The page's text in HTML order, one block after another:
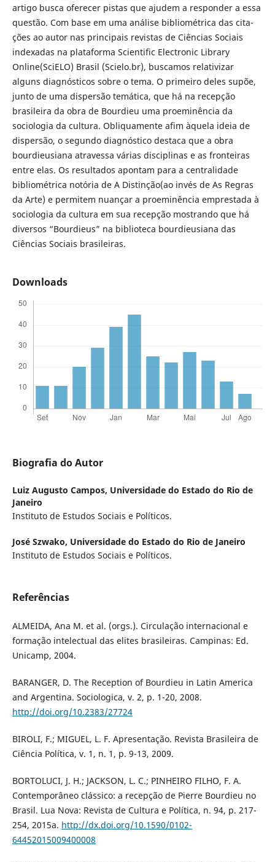
artigo busca oferecer pistas que ajudem a responder a essa
questão. Com base em uma análise bibliométrica das cita-
ções ao autor nas principais revistas de Ciências Sociais
indexadas na plataforma Scientific Electronic Library
Online(SciELO) Brasil (Scielo.br), buscamos relativizar
alguns diagnósticos sobre o tema. O primeiro deles supõe,
junto de uma dispersão temática, que há na recepção
brasileira da obra de Bourdieu uma proeminência da
sociologia da cultura. Obliquamente afim àquela ideia de
dispersão, o segundo diagnóstico destaca que a obra
bourdieusiana atravessa várias disciplinas e as fronteiras
entre elas. Os resultados apontam para a centralidade
bibliométrica notória de A Distinção(ao invés de As Regras
da Arte) e permitem nuançar a proeminência emprestada à
sociologia da cultura em sua recepção mostrando que há
diversos “Bourdieus” na biblioteca bourdieusiana das
Ciências Sociais brasileiras.
Downloads
Biografia do Autor
Luiz Augusto Campos, Universidade do Estado do Rio de
Janeiro
Instituto de Estudos Sociais e Políticos.
José Szwako, Universidade do Estado do Rio de Janeiro
Instituto de Estudos Sociais e Políticos.
Referências
ALMEIDA, Ana M. et al. (orgs.). Circulação internacional e
formação intelectual das elites brasileiras. Campinas: Ed.
Unicamp, 2004.
BARANGER, D. The Reception of Bourdieu in Latin America
and Argentina. Sociologica, v. 2, p. 1-20, 2008.
http://doi.org/10.2383/27724
BIROLI, F.; MIGUEL, L. F. Apresentação. Revista Brasileira de
Ciência Política, v. 1, n. 1, p. 9-13, 2009.
BORTOLUCI, J. H.; JACKSON, L. C.; PINHEIRO FILHO, F. A.
Contemporâneo clássico: a recepção de Pierre Bourdieu no
Brasil. Lua Nova: Revista de Cultura e Política, n. 94, p. 217-
254, 2015a. http://dx.doi.org/10.1590/0102-
64452015009400008